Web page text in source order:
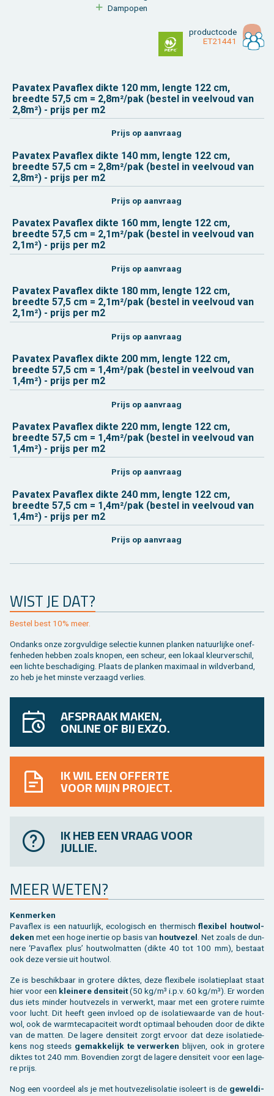
Damp­o­pen
product­code
ET21441
Pa­va­tex Pa­vaflex dikte 120 mm, leng­te 122 cm,
breed­te 57,5 cm = 2,8m²/pak (be­stel in veel­voud van
2,8m²) - prijs per m2
Prijs op aan­vraag
Pa­va­tex Pa­vaflex dikte 140 mm, leng­te 122 cm,
breed­te 57,5 cm = 2,8m²/pak (be­stel in veel­voud van
2,8m²) - prijs per m2
Prijs op aan­vraag
Pa­va­tex Pa­vaflex dikte 160 mm, leng­te 122 cm,
breed­te 57,5 cm = 2,1m²/pak (be­stel in veel­voud van
2,1m²) - prijs per m2
Prijs op aan­vraag
Pa­va­tex Pa­vaflex dikte 180 mm, leng­te 122 cm,
breed­te 57,5 cm = 2,1m²/pak (be­stel in veel­voud van
2,1m²) - prijs per m2
Prijs op aan­vraag
Pa­va­tex Pa­vaflex dikte 200 mm, leng­te 122 cm,
breed­te 57,5 cm = 1,4m²/pak (be­stel in veel­voud van
1,4m²) - prijs per m2
Prijs op aan­vraag
Pa­va­tex Pa­vaflex dikte 220 mm, leng­te 122 cm,
breed­te 57,5 cm = 1,4m²/pak (be­stel in veel­voud van
1,4m²) - prijs per m2
Prijs op aan­vraag
Pa­va­tex Pa­vaflex dikte 240 mm, leng­te 122 cm,
breed­te 57,5 cm = 1,4m²/pak (be­stel in veel­voud van
1,4m²) - prijs per m2
Prijs op aan­vraag
WIST JE DAT?
Be­stel best 10% meer.
On­danks onze zorg­vul­di­ge se­lec­tie kun­nen plan­ken na­tuur­lij­ke on­ef­
fen­he­den heb­ben zoals kno­pen, een scheur, een lo­kaal kleur­ver­schil,
een lich­te be­scha­di­ging. Plaats de plan­ken maxi­maal in wild­ver­band,
zo heb je het min­ste ver­zaagd ver­lies.
AFSPRAAK MAKEN,
ONLINE OF BIJ EXZO.
IK WIL EEN OFFERTE
VOOR MIJN PROJECT.
IK HEB EEN VRAAG VOOR
JULLIE.
MEER WETEN?
Ken­mer­ken
Pa­vaflex is een na­tuur­lijk, eco­lo­gisch en ther­misch flexi­bel hout­wol­
de­ken met een hoge in­er­tie op basis van hout­ve­zel . Net zoals de dun­
ne­re ‘Pa­vaflex plus’ hout­wol­mat­ten (dikte 40 tot 100 mm), be­staat
ook deze ver­sie uit hout­wol.
Ze is be­schik­baar in gro­te­re dik­tes, deze flexi­be­le iso­la­tie­plaat staat
hier voor een klei­ne­re den­si­teit(50 kg/m³ i.p.v. 60 kg/m³). Er wor­den
dus iets min­der hout­ve­zels in ver­werkt, maar met een gro­te­re ruim­te
voor lucht. Dit heeft geen in­vloed op de iso­la­tie­waar­de van de hout­
wol, ook de warm­te­ca­pa­ci­teit wordt op­ti­maal be­hou­den door de dikte
van de mat­ten. De la­ge­re den­si­teit zorgt er­voor dat deze iso­la­tie­de­
kens nog steeds ge­mak­ke­lijk te ver­wer­ken blij­ven, ook in gro­te­re
dik­tes tot 240 mm. Bo­ven­dien zorgt de la­ge­re den­si­teit voor een la­ge­
re prijs.
Nog een voor­deel als je met hout­ve­zel­iso­la­tie iso­leert is de ge­wel­di­